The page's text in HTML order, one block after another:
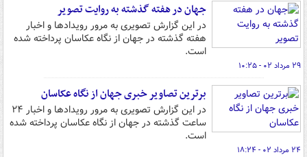
جهان در هفته گذشته به روایت تصویر
در این گزارش تصویری به مرور رویدادها و اخبار
هفته گذشته در جهان از نگاه عکاسان پرداخته شده
است.
۲۹ مرداد ۰۲ - ۱۰:۲۵
برترین تصاویر خبری جهان از نگاه عکاسان
در این گزارش تصویری به مرور رویدادها و اخبار ۲۴
ساعت گذشته در جهان از نگاه عکاسان پرداخته شده
است.
۲۴ مرداد ۰۲ - ۱۸:۲۴